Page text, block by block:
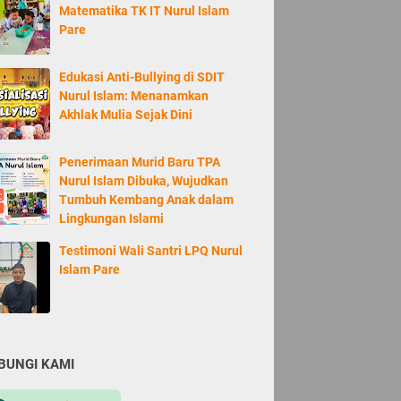
Matematika TK IT Nurul Islam
Pare
Edukasi Anti-Bullying di SDIT
Nurul Islam: Menanamkan
Akhlak Mulia Sejak Dini
Penerimaan Murid Baru TPA
Nurul Islam Dibuka, Wujudkan
Tumbuh Kembang Anak dalam
Lingkungan Islami
Testimoni Wali Santri LPQ Nurul
Islam Pare
KAMI